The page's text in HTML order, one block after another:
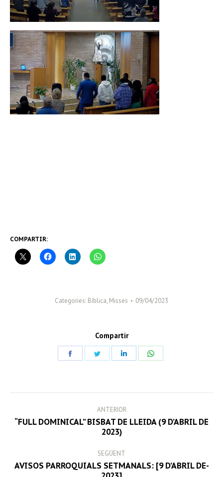
COMPARTIR:
Categories: Bíblica, Misses 09/04/2023
Compartir
NAVIGATION
ANTERIOR
Previous
post:
“FULL DOMINICAL” BISBAT DE LLEIDA (9 D’ABRIL DE
2023)
SEGÜENT
Next
AVISOS PARROQUIALS SETMANALS: [9 D’ABRIL DE-